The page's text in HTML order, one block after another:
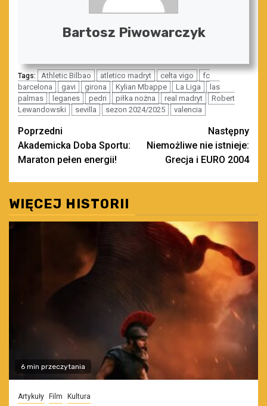
Bartosz Piwowarczyk
Tags: Athletic Bilbao atletico madryt celta vigo
fc
barcelona
gavi girona Kylian Mbappe La Liga
las
palmas
leganes pedri piłka nożna real madryt
Robert
Lewandowski
sevilla sezon 2024/2025 valencia
Zobacz
wpisy
Poprzedni
Akademicka Doba Sportu:
Maraton pełen energii!
Następny
Niemożliwe nie istnieje:
Grecja i EURO 2004
WIĘCEJ HISTORII
6 min przeczytania
Artykuły Film Kultura